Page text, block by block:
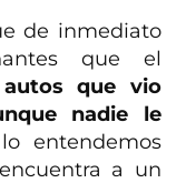
de inmediato
que el
que vio
nadie le
entendemos
a un